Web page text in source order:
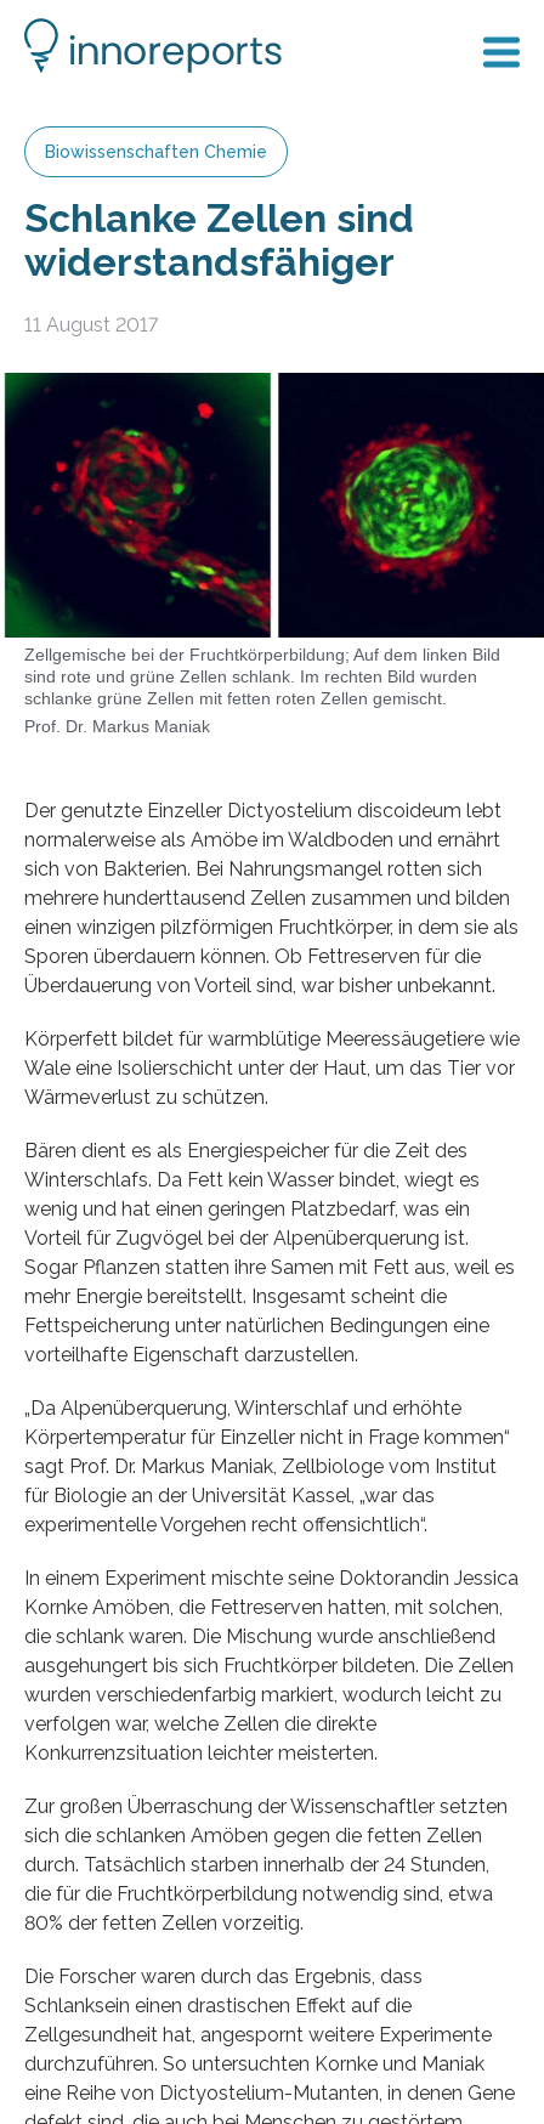
Biowissenschaften Chemie
Schlanke Zellen sind
widerstandsfähiger
11 August 2017
Zellgemische bei der Fruchtkörperbildung; Auf dem linken Bild
sind rote und grüne Zellen schlank. Im rechten Bild wurden
schlanke grüne Zellen mit fetten roten Zellen gemischt.
Prof. Dr. Markus Maniak
Der genutzte Einzeller Dictyostelium discoideum lebt
normalerweise als Amöbe im Waldboden und ernährt
sich von Bakterien. Bei Nahrungsmangel rotten sich
mehrere hunderttausend Zellen zusammen und bilden
einen winzigen pilzförmigen Fruchtkörper, in dem sie als
Sporen überdauern können. Ob Fettreserven für die
Überdauerung von Vorteil sind, war bisher unbekannt.
Körperfett bildet für warmblütige Meeressäugetiere wie
Wale eine Isolierschicht unter der Haut, um das Tier vor
Wärmeverlust zu schützen.
Bären dient es als Energiespeicher für die Zeit des
Winterschlafs. Da Fett kein Wasser bindet, wiegt es
wenig und hat einen geringen Platzbedarf, was ein
Vorteil für Zugvögel bei der Alpenüberquerung ist.
Sogar Pflanzen statten ihre Samen mit Fett aus, weil es
mehr Energie bereitstellt. Insgesamt scheint die
Fettspeicherung unter natürlichen Bedingungen eine
vorteilhafte Eigenschaft darzustellen.
„Da Alpenüberquerung, Winterschlaf und erhöhte
Körpertemperatur für Einzeller nicht in Frage kommen“
sagt Prof. Dr. Markus Maniak, Zellbiologe vom Institut
für Biologie an der Universität Kassel, „war das
experimentelle Vorgehen recht offensichtlich“.
In einem Experiment mischte seine Doktorandin Jessica
Kornke Amöben, die Fettreserven hatten, mit solchen,
die schlank waren. Die Mischung wurde anschließend
ausgehungert bis sich Fruchtkörper bildeten. Die Zellen
wurden verschiedenfarbig markiert, wodurch leicht zu
verfolgen war, welche Zellen die direkte
Konkurrenzsituation leichter meisterten.
Zur großen Überraschung der Wissenschaftler setzten
sich die schlanken Amöben gegen die fetten Zellen
durch. Tatsächlich starben innerhalb der 24 Stunden,
die für die Fruchtkörperbildung notwendig sind, etwa
80% der fetten Zellen vorzeitig.
Die Forscher waren durch das Ergebnis, dass
Schlanksein einen drastischen Effekt auf die
Zellgesundheit hat, angespornt weitere Experimente
durchzuführen. So untersuchten Kornke und Maniak
eine Reihe von Dictyostelium-Mutanten, in denen Gene